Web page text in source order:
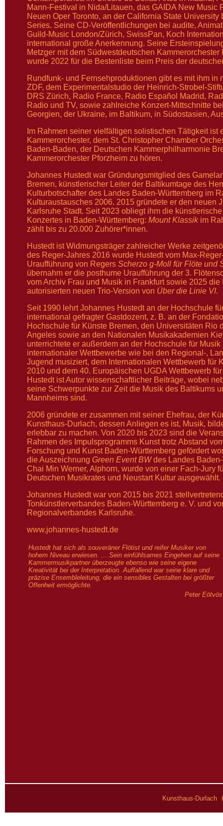
Mann-Festival in Nida/Litauen, das GAIDA New Music
Neuen Oper Toronto, an der California State
Series. Seine CD-Veröffentlichungen bei audite,
Guild-Music London/Zürich, SwissPan, Koch
international große Anerkennung. Seine
Metzger mit dem Südwestdeutschen
wurde 2022 für die Bestenliste beim Preis der
Rundfunk- und Fernsehproduktionen gibt es mit ihm in
ZDF, dem Experimentalstudio der Heinrich-Strobel-
DRS Zürich, Radio France, Radio Español Madrid,
Radio und TV, sowie zahlreiche Konzert-Mittschnitte
Georgien, der Ukraine, im Baltikum, in Südostasien,
Im Rahmen seiner vielfältigen solistischen Tätigkeit ist
Kammerorchester, dem St. Christopher Chamber
Baden-Baden, der Deutschen Kammerphilharmonie
Kammerorchester Pforzheim zu hören.
Johannes Hustedt war Gründungsmitglied des
Bremen, künstlerischer Leiter der Baltikumtage des
Kulturbotschafter des Landes Baden-Württemberg im
Kulturaustausches 2006. 2015 gründete er den neuen
Karlsruhe Stadt. Seit 2023 obliegt ihm die
Konzertes in Baden-Württemberg: Mount Klassikim
zählt bis zu 20.000 Zuhörer*innen.
Hustedt ist Widmungsträger zahlreicher Werke
des Reger-Jahres 2016 wurde Hustedt vom Max-
Uraufführung von Regers Scherzo g-Moll für Flöte und
übernahm er die posthume Uraufführung der 3.
vom Archiv Frau und Musik in Frankfurt sowie 2025
autorisierten neuen Trio-Version von Über die Linie VI.
Seit 1990 lehrt Johannes Hustedt an der Hochschule
international gefragter Gastdozent, z. B. an der
Hochschule für Künste Bremen, den Universitäten Rio
Angeles sowie an den Nationalen Musikakademien
unterrichtete er außerdem an der Hochschule für
internationaler Wettbewerbe wie bei den Regional-,
Jugend musiziert, dem Internationalen Wettbewerb für
2010 und dem 40. Europäischen UGDA Wettbewerb
Hustedt ist Autor wissenschaftlicher Beiträge, wobei
seine Schwerpunkte zur Zeit die Musik des Baltikums
Mannheims sind.
2006 gründete er zusammen mit seiner Ehefrau, der
Kunsthaus-Durlach, dessen Anliegen es ist, Musik,
erlebbar zu machen. Von 2020 bis 2023 sind die
Rahmen des Impulsprogramms Kunst trotz Abstand
Forschung und Kunst Baden-Württemberg gefördert
die Auszeichnung Green Event BWdes Landes
Chai Min Werner, Alphorn, wurde von einer Fach-Jury
Deutschen Musikrates und Neustart Kultur ausgewählt.
Johannes Hustedt war von 2015 bis 2021
Tonkünstlerverbandes Baden-Württemberg e. V. und
Regionalverbandes Karlsruhe.
www.johannes-hustedt.de
Hustedt hat sich als souveräner Flötist und reifer Musiker von
hohem Niveau erwiesen. ... Sein einfühlsames Eingehen auf seine
Kammermusikpartner überzeugte ebenso wie seine eigene
Kreativität bei der Interpretation. Auffallend war seine klare und
präzise Ensembleleitung, die ein sensibles Gestalten bei größter
Offenheit ermöglichte.
Peter Eötvös
Kunsthaus-Durlach